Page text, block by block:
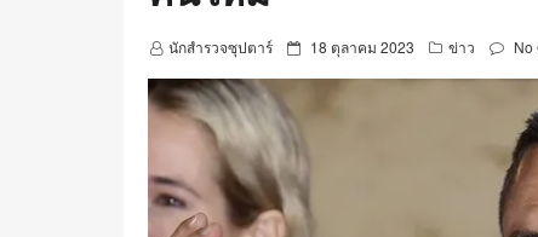
นักสำรวจซุปตาร์
P
o
n
18 ตุลาคม 2023 ข่าว No